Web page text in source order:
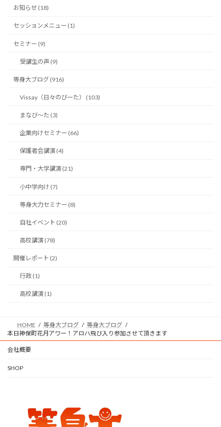
お知らせ (18)
セッションメニュー (1)
セミナー (9)
受講生の声 (9)
等身大ブログ (916)
Vissay（日々のびーた） (103)
まなび〜た (3)
企業向けセミナー (66)
保護者会講演 (4)
専門・大学講演 (21)
小中学向け (7)
等身大力セミナー (8)
自社イベント (20)
高校講演 (78)
開催レポート (2)
行政 (1)
高校講演 (1)
HOME 等身大ブログ
等身大ブログ
本日神保町花月アワー！アロハ飛び入り参加させて頂きます
会社概要
SHOP